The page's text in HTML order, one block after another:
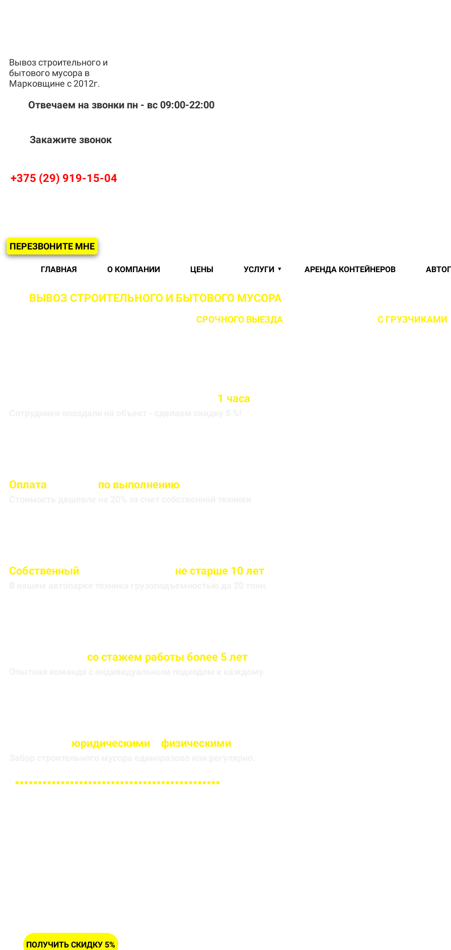
Вывоз строительного и
бытового мусора в
Марковщине с 2012г.
Отвечаем на звонки пн - вс 09:00-22:00
Закажите звонок
+375 (29) 919-15-04
ПЕРЕЗВОНИТЕ МНЕ
ГЛАВНАЯ О КОМПАНИИ ЦЕНЫ УСЛУГИ АРЕНДА КОНТЕЙНЕРОВ
ВЫВОЗ СТРОИТЕЛЬНОГО И БЫТОВОГО МУСОРАВ МАРКОВЩИНЕ И ЛОГОЙСКОМ
СРОЧНОГО ВЫЕЗДА С ГРУЗЧИКАМИ
1 часа
Оплата по выполнению
Собственный не старше 10 лет
со стажем работы более 5 лет
юридическими физическими
ПОЛУЧИТЬ СКИДКУ 5%